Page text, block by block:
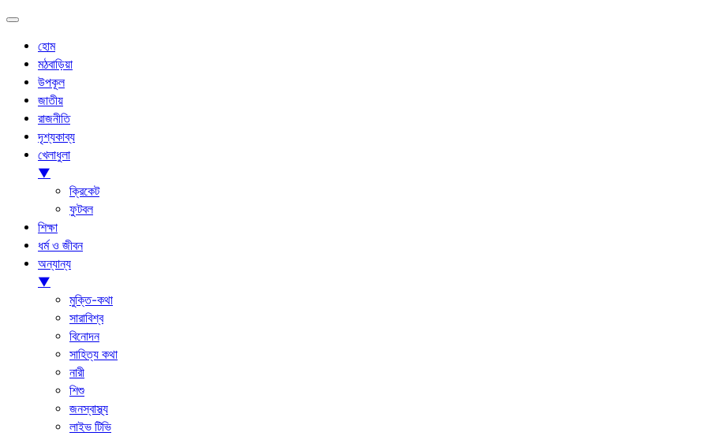
হোম
মঠবাড়িয়া
উপকূল
জাতীয়
রাজনীতি
দৃশ্যকাব্য
খেলাধুলা
▼
ক্রিকেট
ফুটবল
শিক্ষা
ধর্ম ও জীবন
অন্যান্য
▼
মুক্তি-কথা
সারাবিশ্ব
বিনোদন
সাহিত্য কথা
নারী
শিশু
জনস্বাস্থ্য
লাইভ টিভি